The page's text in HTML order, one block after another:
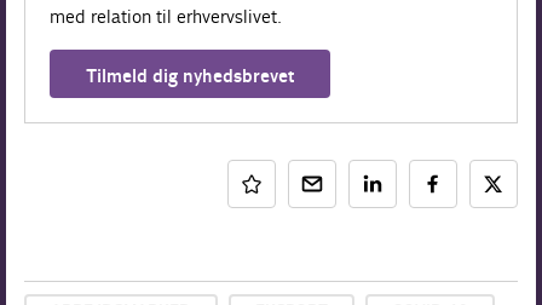
med relation til erhvervslivet.
Tilmeld dig nyhedsbrevet